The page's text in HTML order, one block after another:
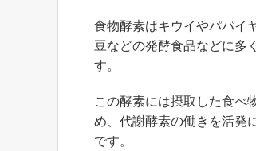
食物酵素はキウイやパパイ
豆などの発酵食品などに多
す。
この酵素には摂取した食べ
め、代謝酵素の働きを活発
です。